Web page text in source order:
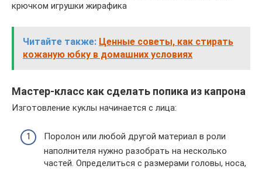
крючком игрушки жирафика
Читайте также: Ценные советы, как стирать
кожаную юбку в домашних условиях
Мастер-класс как сделать попика из капрона
Изготовление куклы начинается с лица:
Поролон или любой другой материал в роли
наполнителя нужно разобрать на несколько
частей. Определиться с размерами головы, носа,